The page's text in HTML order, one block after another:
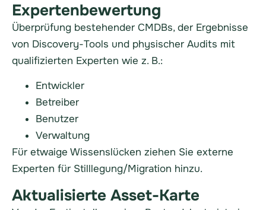
Expertenbewertung
Überprüfung bestehender CMDBs, der Ergebnisse
von Discovery-Tools und physischer Audits mit
qualifizierten Experten wie z. B.:
Entwickler
Betreiber
Benutzer
Verwaltung
Für etwaige Wissenslücken ziehen Sie externe
Experten für Stilllegung/Migration hinzu.
Aktualisierte Asset-Karte